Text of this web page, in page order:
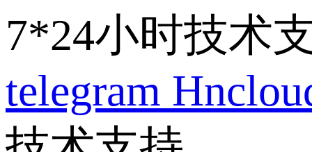
7*24小时技术
telegram